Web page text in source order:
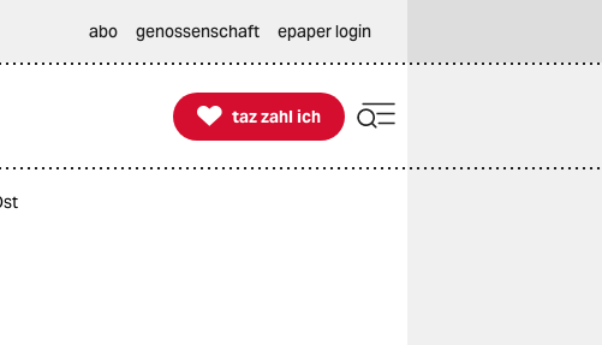
abo genossenschaft epaper login

taz zahl ich
taz zahl ich